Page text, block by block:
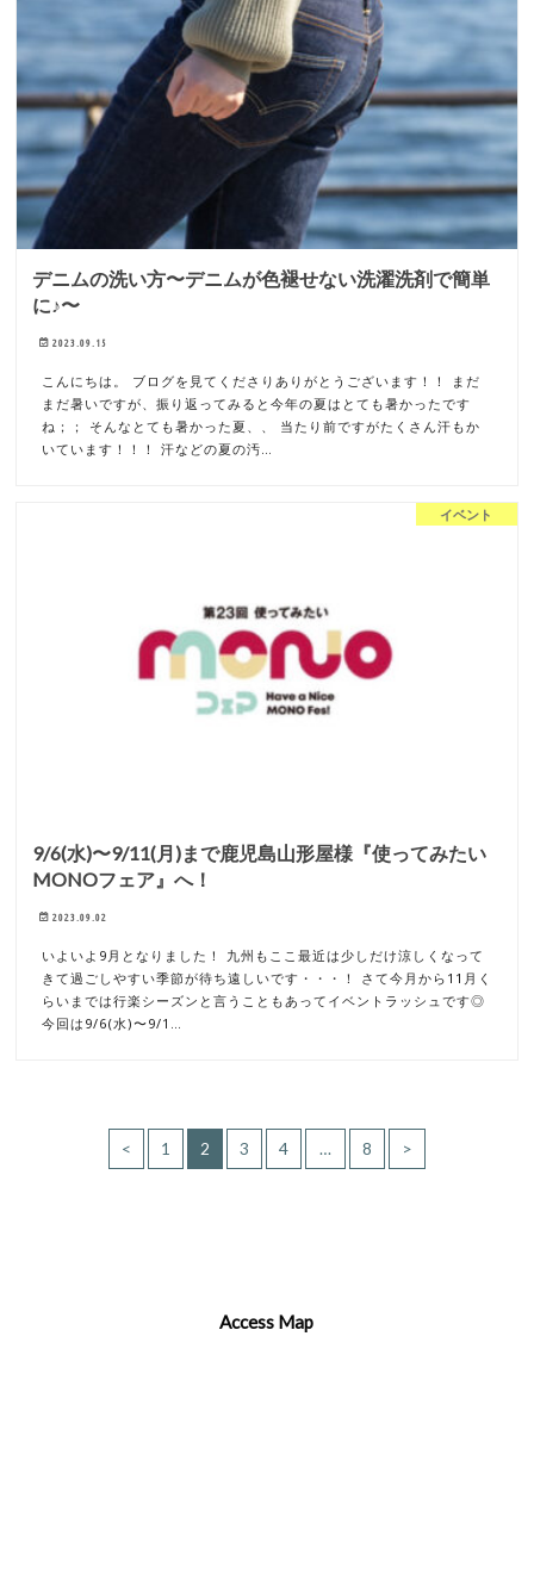
デニムの洗い方〜デニムが色褪せない洗濯洗剤で簡単
に♪〜
2023.09.15
こんにちは。 ブログを見てくださりありがとうございます！！ まだ
まだ暑いですが、振り返ってみると今年の夏はとても暑かったです
ね；； そんなとても暑かった夏、、 当たり前ですがたくさん汗もか
いています！！！ 汗などの夏の汚…
イベント
9/6(水)〜9/11(月)まで鹿児島山形屋様『使ってみたい
MONOフェア』へ！
2023.09.02
いよいよ9月となりました！ 九州もここ最近は少しだけ涼しくなって
きて過ごしやすい季節が待ち遠しいです・・・！ さて今月から11月く
らいまでは行楽シーズンと言うこともあってイベントラッシュです◎
今回は9/6(水)〜9/1…
< 1 2 3 4 … 8 >
Access Map